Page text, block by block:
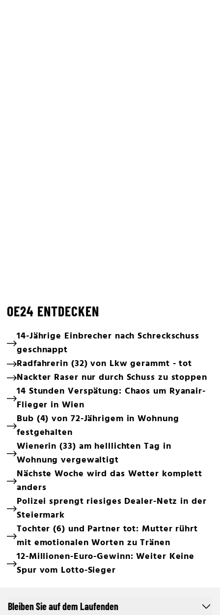
OE24 ENTDECKEN
14-Jährige Einbrecher nach Schreckschuss
geschnappt
Radfahrerin (32) von Lkw gerammt - tot
Nackter Raser nur durch Schuss zu stoppen
14 Stunden Verspätung: Chaos um Ryanair-
Flieger in Wien
Bub (4) von 72-Jährigem in Wohnung
festgehalten
Wienerin (33) am helllichten Tag in
Wohnung vergewaltigt
Nächste Woche wird das Wetter komplett
anders
Polizei sprengt riesiges Dealer-Netz in der
Steiermark
Tochter (6) und Partner tot: Mutter rührt
mit emotionalen Worten zu Tränen
12-Millionen-Euro-Gewinn: Weiter Keine
Spur vom Lotto-Sieger
Bleiben Sie auf dem Laufenden